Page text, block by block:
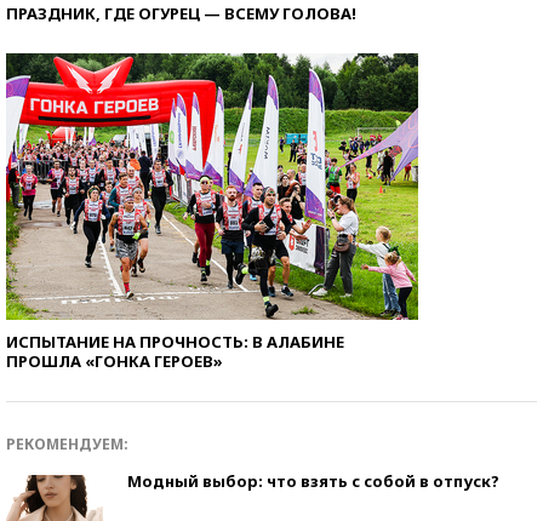
ПРАЗДНИК, ГДЕ ОГУРЕЦ — ВСЕМУ ГОЛОВА!
ИСПЫТАНИЕ НА ПРОЧНОСТЬ: В АЛАБИНЕ
ПРОШЛА «ГОНКА ГЕРОЕВ»
РЕКОМЕНДУЕМ:
Модный выбор: что взять с собой в отпуск?